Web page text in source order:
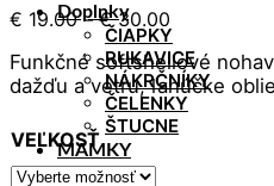
Doplnky
ČIAPKY
RUKAVICE
NÁKRČNÍKY
ČELENKY
ŠTUCNE
MAMKY
Kontakt
€ 19.00 – €30.00
range:
€ 19.00
through
€ 30.00
Funkčné softshellové
dažďu a vetru, ľahúčke
VEĽKOSŤ